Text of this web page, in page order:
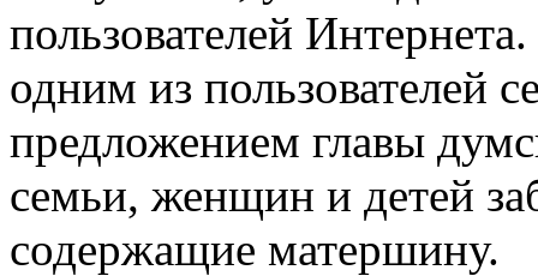
пользователей
одним из пользователей
предложением главы
семьи, женщин и детей
содержащие матершину.